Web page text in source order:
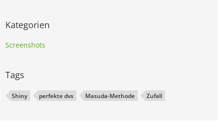
Kategorien
Screenshots
Tags
Shiny perfekte dvs Masuda-Methode Zufall